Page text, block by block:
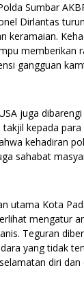
Sumbar
Dirlantas
keramaian.
memberikan
gangguan
juga
kepada para
kehadiran
sahabat
utama Kota
mengatur
Teguran
yang tidak
diri dan